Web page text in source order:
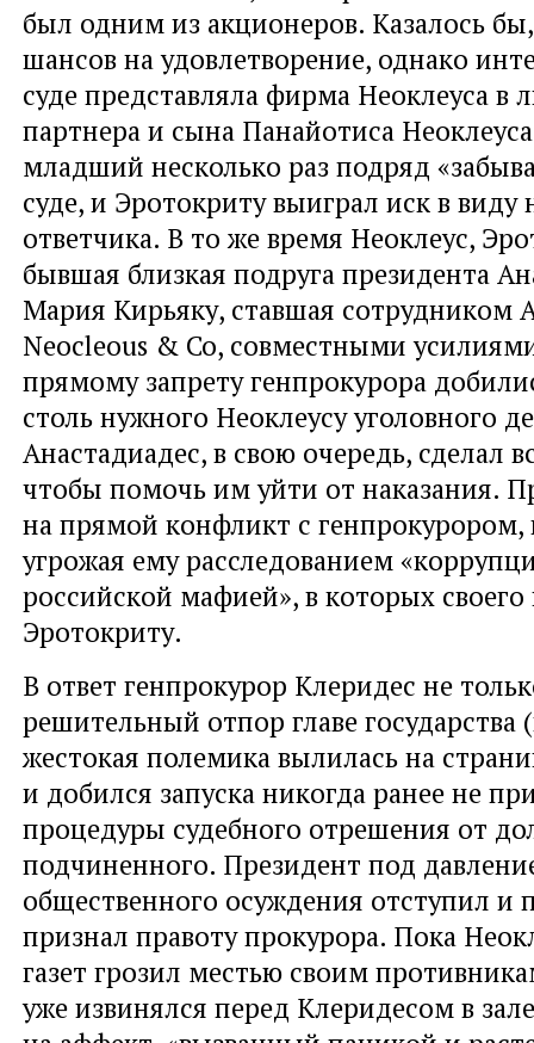
был одним из акционеров. Казалось
шансов на удовлетворение, однако
суде представляла фирма Неоклеуса в
партнера и сына Панайотиса
младший несколько раз подряд
суде, и Эротокриту выиграл иск в виду
ответчика. В то же время Неоклеус,
бывшая близкая подруга президента
Мария Кирьяку, ставшая сотрудником
Neocleous & Co, совместными
прямому запрету генпрокурора
столь нужного Неоклеусу уголовного
Анастадиадес, в свою очередь, сделал
чтобы помочь им уйти от наказания.
на прямой конфликт с генпрокурором,
угрожая ему расследованием
российской мафией», в которых
Эротокриту.
В ответ генпрокурор Клеридес не
решительный отпор главе государства
жестокая полемика вылилась на
и добился запуска никогда ранее не
процедуры судебного отрешения от
подчиненного. Президент под
общественного осуждения отступил и
признал правоту прокурора. Пока
газет грозил местью своим
уже извинялся перед Клеридесом в